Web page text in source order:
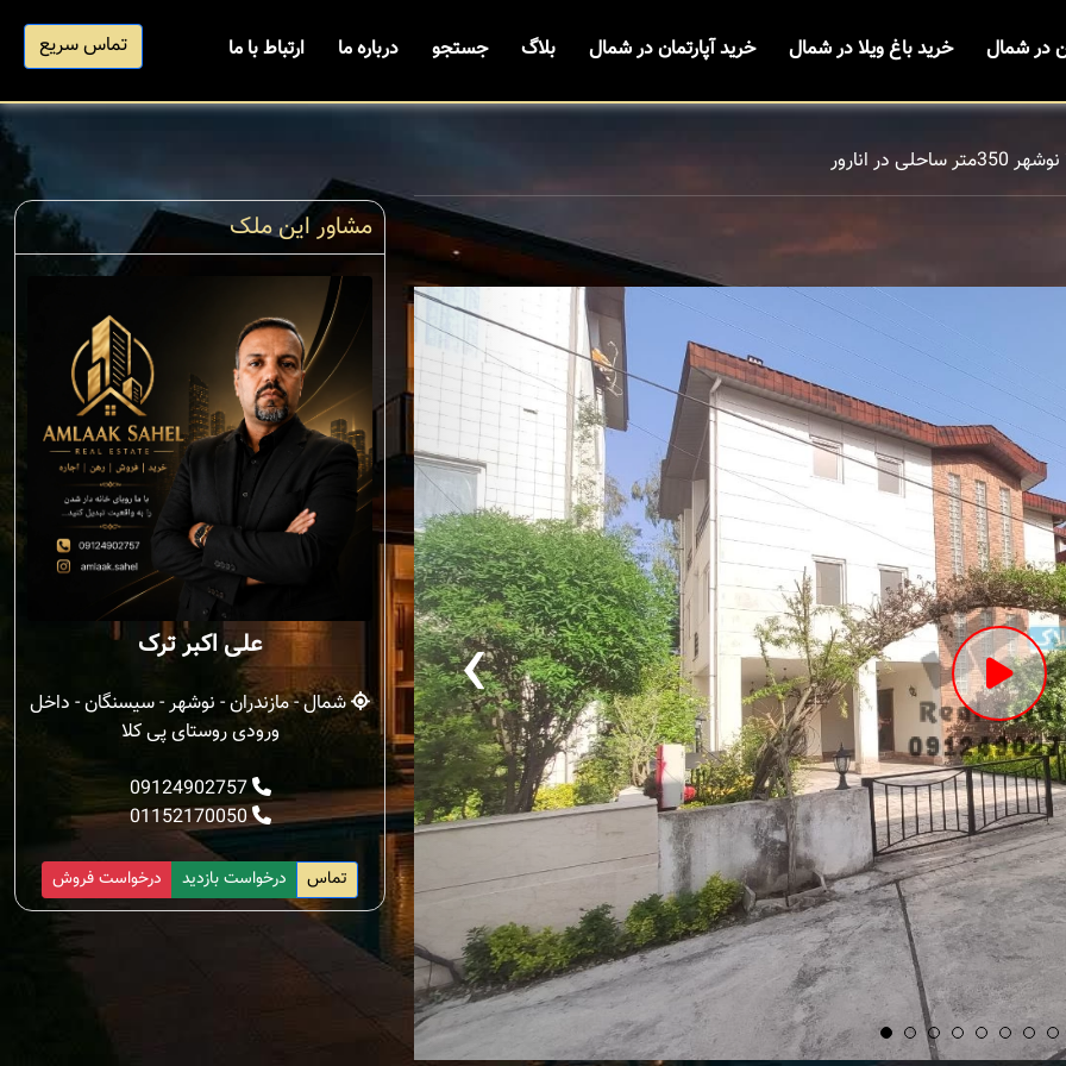
در شمال خرید باغ ویلا در شمال خرید آپارتمان در شمال بلاگ جستجو درباره ما ارتباط با ما تماس سریع
در انارور
‹
مشاور این ملک
علی اکبر ترک
شمال - مازندران - نوشهر - سیسنگان - داخل
ورودی روستای پی کلا
09124902757
01152170050
درخواست فروش درخواست بازدید تماس